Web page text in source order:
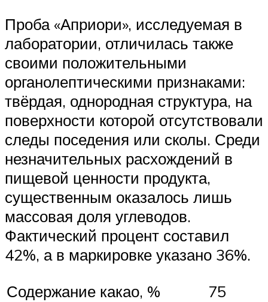
Проба «Априори», исследуемая в
лаборатории, отличилась также
своими положительными
органолептическими признаками:
твёрдая, однородная структура, на
поверхности которой отсутствовали
следы поседения или сколы. Среди
незначительных расхождений в
пищевой ценности продукта,
существенным оказалось лишь
массовая доля углеводов.
Фактический процент составил
42%, а в маркировке указано 36%.
Содержание какао, %
75